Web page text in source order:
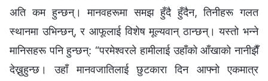
अति कम हुन्छन्। मानवहरूमा समझ हुँदै हुँदैन, तिनीहरू गलत
स्थानमा उभिन्छन्, र आफूलाई विशेष मूल्यवान् ठान्छन्। यस्तो भन्‍ने
मानिसहरू पनि हुन्छन्: “परमेश्‍वरले हामीलाई उहाँको आँखाको नानीझैँ
देख्नुहुन्छ। उहाँ मानवजातिलाई छुटकारा दिन आफ्नो एकमात्र